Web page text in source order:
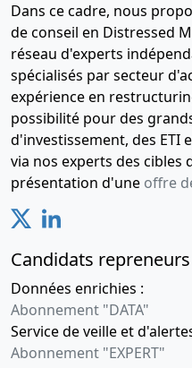
Dans ce cadre, nous
de conseil en Distressed
réseau d'experts
spécialisés par secteur
expérience en
possibilité pour des
d'investissement, des ETI
via nos experts des cibles
présentation d'une offre
Candidats repreneurs
Données enrichies :
Abonnement "DATA"
Service de veille et
Abonnement "EXPERT"